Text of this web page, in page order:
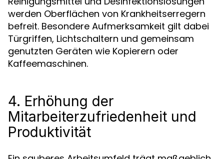
werden Oberflächen von Krankheitserregern
befreit. Besondere Aufmerksamkeit gilt dabei
Türgriffen, Lichtschaltern und gemeinsam
genutzten Geräten wie Kopierern oder
Kaffeemaschinen.
4. Erhöhung der
Mitarbeiterzufriedenheit und
Produktivität